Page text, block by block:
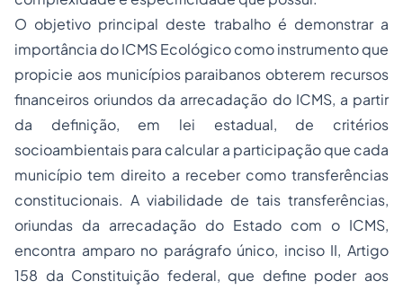
O objetivo principal deste trabalho é demonstrar a
importância do ICMS Ecológico como instrumento que
propicie aos municípios paraibanos obterem recursos
financeiros oriundos da arrecadação do ICMS, a partir
da definição, em lei estadual, de critérios
socioambientais para calcular a participação que cada
município tem direito a receber como transferências
constitucionais. A viabilidade de tais transferências,
oriundas da arrecadação do Estado com o ICMS,
encontra amparo no parágrafo único, inciso II, Artigo
158 da Constituição federal, que define poder aos